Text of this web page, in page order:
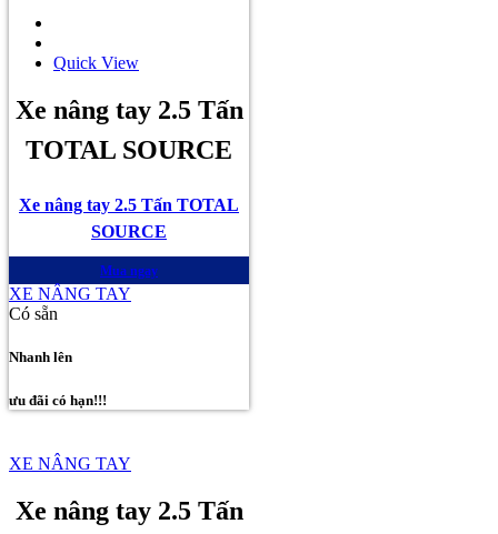
Quick View
Xe nâng tay 2.5 Tấn
TOTAL SOURCE
Xe nâng tay 2.5 Tấn TOTAL
SOURCE
Mua ngay
XE NÂNG TAY
Có sẵn
Nhanh lên
ưu đãi có hạn!!!
XE NÂNG TAY
Xe nâng tay 2.5 Tấn